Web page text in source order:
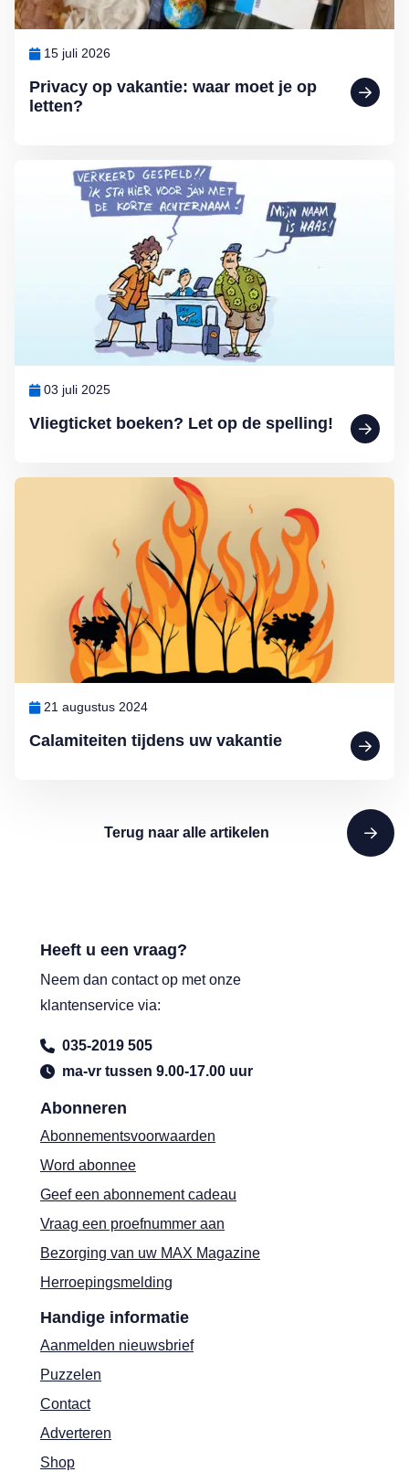
Privacy op vakantie: waar moet je op
letten?
15 juli 2026
Vliegticket boeken? Let op de spelling!
03 juli 2025
Lees meer over Vliegticket boeken? Let op de spelling!
Calamiteiten tijdens uw vakantie
21 augustus 2024
Lees meer over Calamiteiten tijdens uw vakantie
Terug naar alle artikelen
Abonneren
Abonnementsvoorwaarden
Word abonnee
Geef een abonnement cadeau
Vraag een proefnummer aan
Bezorging van uw MAX Magazine
Herroepingsmelding
Handige informatie
Aanmelden nieuwsbrief
Puzzelen
Contact
Adverteren
Shop
Heeft u een vraag?
Neem dan contact op met onze
klantenservice via:
035-2019 505
ma-vr tussen 9.00-17.00 uur